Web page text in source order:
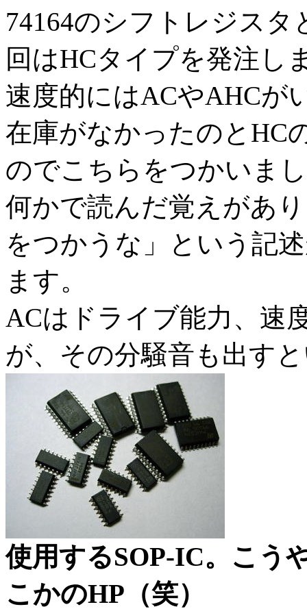
74164のシフトレジスタ
回はHCタイプを発注し
速度的にはACやAHCが
在庫がなかったのとHC
のでこちらをつかいま
何かで読んだ覚えがあ
をつかうな」という記
ます。
ACはドライブ能力、速
が、その分騒音も出す
使用するSOP-IC。こう
こかのHP（笑）